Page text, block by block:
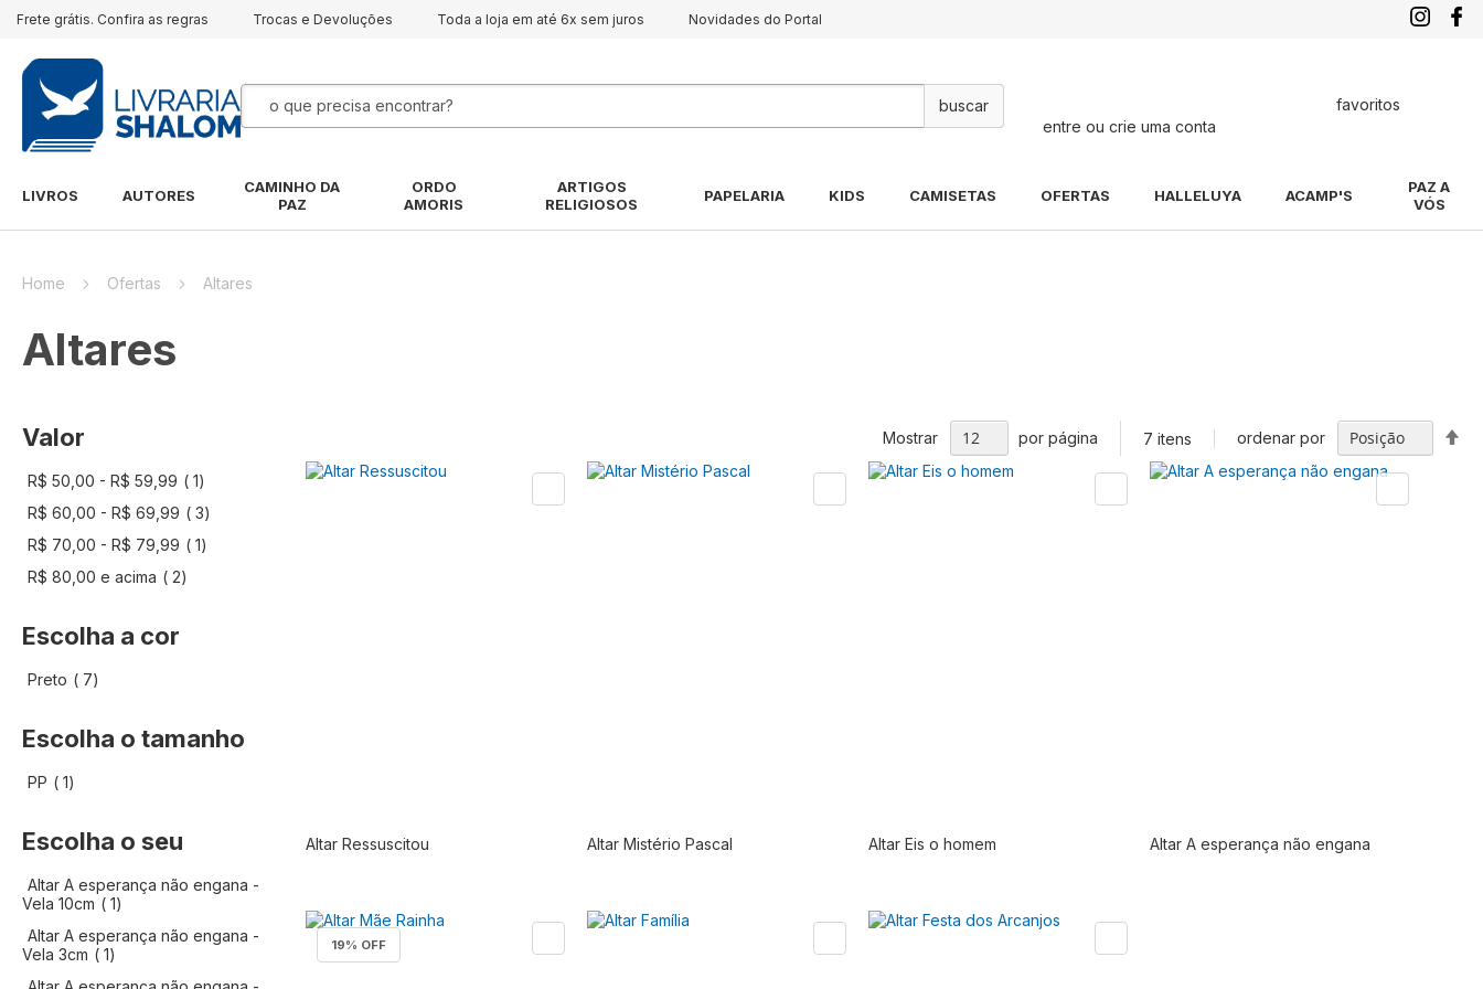
Frete grátis. Confira as regras Trocas e Devoluções Toda a loja em até 6x sem juros Novidades do Portal
Pesquisa entre ou crie uma conta
favoritos
LIVROS AUTORES
CAMINHO DA
PAZ
ORDO
AMORIS
ARTIGOS
RELIGIOSOS
PAPELARIA KIDS CAMISETAS OFERTAS HALLELUYA ACAMP'S
PAZ A
VÓS
Home Ofertas Altares
Altares
Mostrar por página 7 itens ordenar por
Altar Ressuscitou
Altar Mistério Pascal
Altar Eis o homem
Altar A esperança não engana
19% OFF
Valor
R$ 50,00 - R$ 59,99 1artigo
R$ 60,00 - R$ 69,99 3artigo
R$ 70,00 - R$ 79,99 1artigo
R$ 80,00 e acima 2artigo
Escolha a cor
Preto 7artigo
Escolha o tamanho
PP 1artigo
Escolha o seu
Altar A esperança não engana -
Vela 10cm
1artigo
Altar A esperança não engana -
Vela 3cm
1artigo